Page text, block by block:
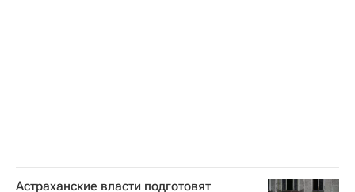
Астраханские власти подготовят